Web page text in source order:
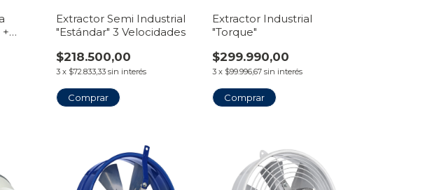
Extractor Semi Industrial
"Estándar" 3 Velocidades
$218.500,00
3 x $72.833,33 sin interés
Comprar
Extractor Industrial
"Torque"
$299.990,00
3 x $99.996,67 sin interés
Comprar